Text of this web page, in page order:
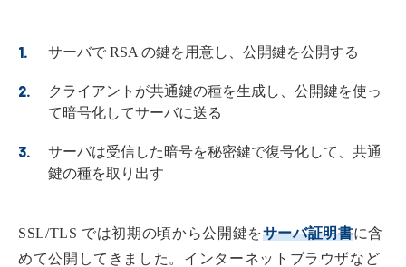
サーバで RSA の鍵を用意し、公開鍵を公開する
クライアントが共通鍵の種を生成し、公開鍵を使っ
て暗号化してサーバに送る
サーバは受信した暗号を秘密鍵で復号化して、共通
鍵の種を取り出す
SSL/TLS では初期の頃から公開鍵をサーバ証明書に含
めて公開してきました。インターネットブラウザなど